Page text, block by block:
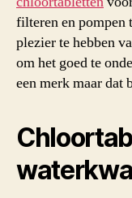
filteren en pompen
plezier te hebben
om het goed te
een merk maar dat